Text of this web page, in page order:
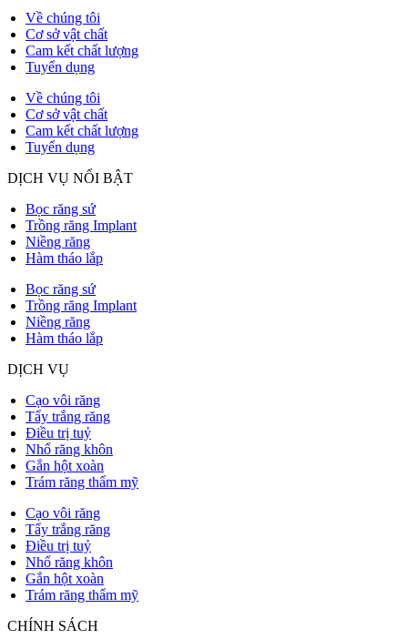
Về chúng tôi
Cơ sở vật chất
Cam kết chất lượng
Tuyển dụng
Về chúng tôi
Cơ sở vật chất
Cam kết chất lượng
Tuyển dụng
DỊCH VỤ NỔI BẬT
Bọc răng sứ
Trồng răng Implant
Niềng răng
Hàm tháo lắp
Bọc răng sứ
Trồng răng Implant
Niềng răng
Hàm tháo lắp
DỊCH VỤ
Cạo vôi răng
Tẩy trắng răng
Điều trị tuỷ
Nhổ răng khôn
Gắn hột xoàn
Trám răng thẩm mỹ
Cạo vôi răng
Tẩy trắng răng
Điều trị tuỷ
Nhổ răng khôn
Gắn hột xoàn
Trám răng thẩm mỹ
CHÍNH SÁCH